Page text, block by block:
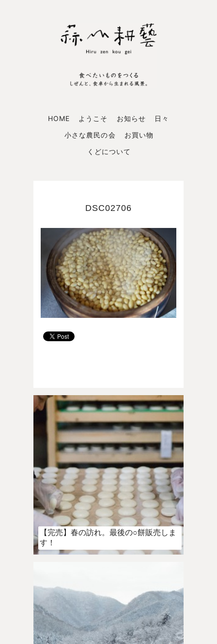
HOME ようこそ お知らせ
日々
小さな農民の会
お買い物
くどについて
DSC02706
【完売】春の訪れ。最後の○餅販売しま
す！